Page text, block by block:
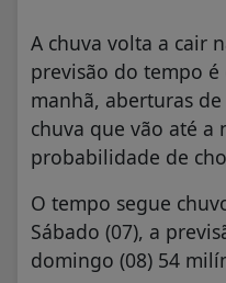
A chuva volta a cair
previsão do tempo
manhã, aberturas
chuva que vão até a
probabilidade de
O tempo segue
Sábado (07), a
domingo (08) 54